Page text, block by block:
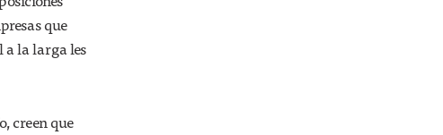
que
a la larga les
creen que